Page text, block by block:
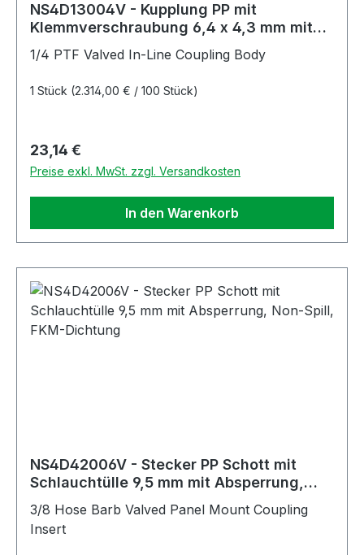
NS4D13004V - Kupplung PP mit
Klemmverschraubung 6,4 x 4,3 mm mit
1/4 PTF Valved In-Line Coupling Body
1 Stück (2.314,00 € / 100 Stück)
Regulärer Preis:
23,14 €
Preise exkl. MwSt. zzgl. Versandkosten
In den Warenkorb
NS4D42006V - Stecker PP Schott mit
Schlauchtülle 9,5 mm mit Absperrung,
3/8 Hose Barb Valved Panel Mount Coupling
Insert